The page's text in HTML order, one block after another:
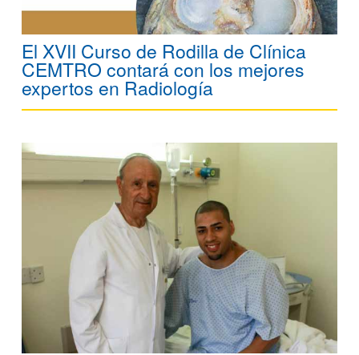
El XVII Curso de Rodilla de Clínica
CEMTRO contará con los mejores
expertos en Radiología